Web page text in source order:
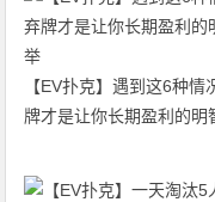
【EV扑克】遇到这6种情
牌才是让你长期盈利的明